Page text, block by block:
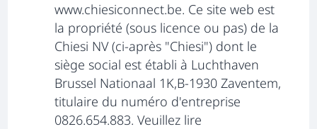
www.chiesiconnect.be. Ce site web est
la propriété (sous licence ou pas) de la
Chiesi NV (ci-après "Chiesi") dont le
siège social est établi à Luchthaven
Brussel Nationaal 1K,B-1930 Zaventem,
titulaire du numéro d'entreprise
0826.654.883. Veuillez lire